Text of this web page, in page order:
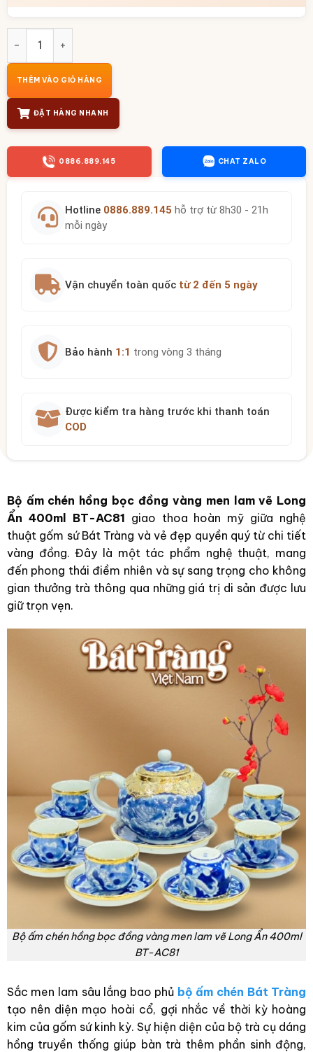
THÊM VÀO GIỎ HÀNG
ĐẶT HÀNG NHANH
0886.889.145 CHAT ZALO
Hotline 0886.889.145 hỗ trợ từ 8h30 - 21h
mỗi ngày
Vận chuyển toàn quốc từ 2 đến 5 ngày
Bảo hành 1:1 trong vòng 3 tháng
Được kiểm tra hàng trước khi thanh toán
COD
Bộ ấm chén hồng bọc đồng vàng men lam vẽ Long
Ẩn 400ml BT-AC81 giao thoa hoàn mỹ giữa nghệ
thuật gốm sứ Bát Tràng và vẻ đẹp quyền quý từ chi tiết
vàng đồng. Đây là một tác phẩm nghệ thuật, mang
đến phong thái điềm nhiên và sự sang trọng cho không
gian thưởng trà thông qua những giá trị di sản được lưu
giữ trọn vẹn.
Bộ ấm chén hồng bọc đồng vàng men lam vẽ Long Ẩn 400ml
BT-AC81
Sắc men lam sâu lắng bao phủ bộ ấm chén Bát Tràng
tạo nên diện mạo hoài cổ, gợi nhắc về thời kỳ hoàng
kim của gốm sứ kinh kỳ. Sự hiện diện của bộ trà cụ dáng
hồng truyền thống giúp bàn trà thêm phần sinh động,